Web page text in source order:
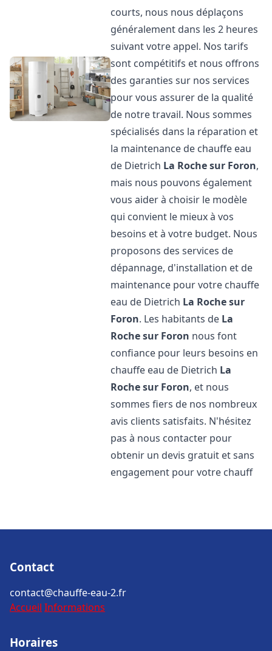
courts, nous nous déplaçons
généralement dans les 2 heures
suivant votre appel. Nos tarifs
sont compétitifs et nous offrons
des garanties sur nos services
pour vous assurer de la qualité
de notre travail. Nous sommes
spécialisés dans la réparation et
la maintenance de chauffe eau
de Dietrich La Roche sur Foron,
mais nous pouvons également
vous aider à choisir le modèle
qui convient le mieux à vos
besoins et à votre budget. Nous
proposons des services de
dépannage, d'installation et de
maintenance pour votre chauffe
eau de Dietrich La Roche sur
Foron. Les habitants de La
Roche sur Foron nous font
confiance pour leurs besoins en
chauffe eau de Dietrich La
Roche sur Foron, et nous
sommes fiers de nos nombreux
avis clients satisfaits. N'hésitez
pas à nous contacter pour
obtenir un devis gratuit et sans
engagement pour votre chauff
Contact
contact@chauffe-eau-2.fr
Accueil Informations
Horaires